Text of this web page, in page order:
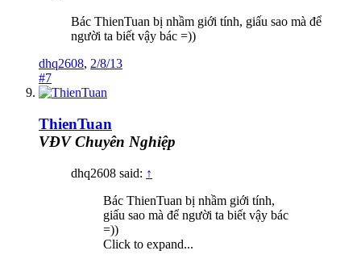
Bác ThienTuan bị nhầm giới tính, giấu sao mà để
người ta biết vậy bác =))
dhq2608, 2/8/13
#7
ThienTuan
VĐV Chuyên Nghiệp
dhq2608 said: ↑
Bác ThienTuan bị nhầm giới tính,
giấu sao mà để người ta biết vậy bác
=))
Click to expand...